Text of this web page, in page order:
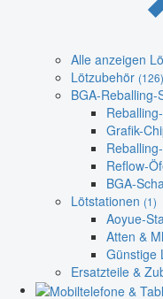
Alle anzeigen
Lötzubehör (126)
BGA-Reballing-
Grafik-
Reflow-
BGA-
Lötstationen (1)
Aoyue-
Atten &
Günstige
Ersatzteile &